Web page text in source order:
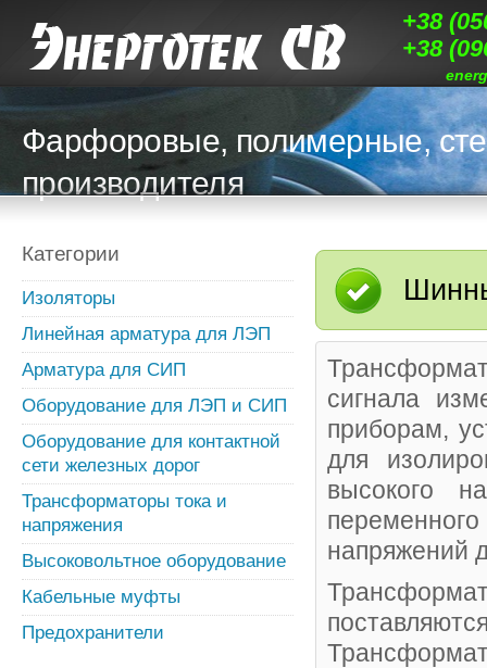
+38
+38
Фарфоровые, полимерные,
производителя
Категории
Изоляторы
Линейная арматура для ЛЭП
Арматура для СИП
Оборудование для ЛЭП и СИП
Оборудование для контактной
сети железных дорог
Трансформаторы тока и
напряжения
Высоковольтное оборудование
Кабельные муфты
Предохранители
сигнала
приборам,
для
высокого
напряжений